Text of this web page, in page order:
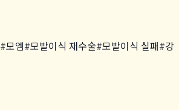
#모엠#모발이식 재수술#모발이식 실패#강